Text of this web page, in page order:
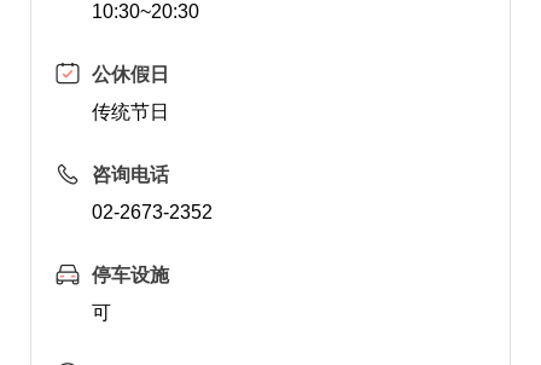
10:30~20:30
公休假日
传统节日
咨询电话
02-2673-2352
停车设施
可